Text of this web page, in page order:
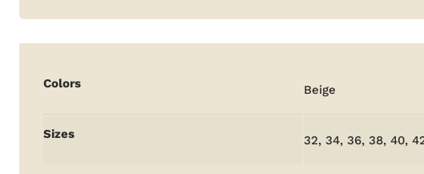
Aanvullende
informatie
Colors Beige
Sizes 32, 34, 36, 38, 40,